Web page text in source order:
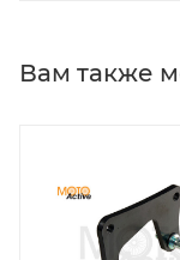
Вам также